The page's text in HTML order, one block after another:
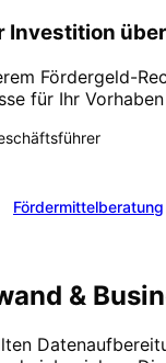
Investition
Fördergeld-
für Ihr
Fördermittelberatung
&